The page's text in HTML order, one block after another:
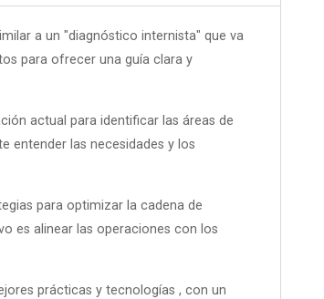
a un "diagnóstico internista" que va
para ofrecer una guía clara y
actual para identificar las áreas de
entender las necesidades y los
para optimizar la cadena de
es alinear las operaciones con los
prácticas y tecnologías , con un